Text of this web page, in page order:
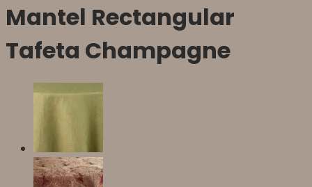
Mantel Rectangular
Tafeta Champagne